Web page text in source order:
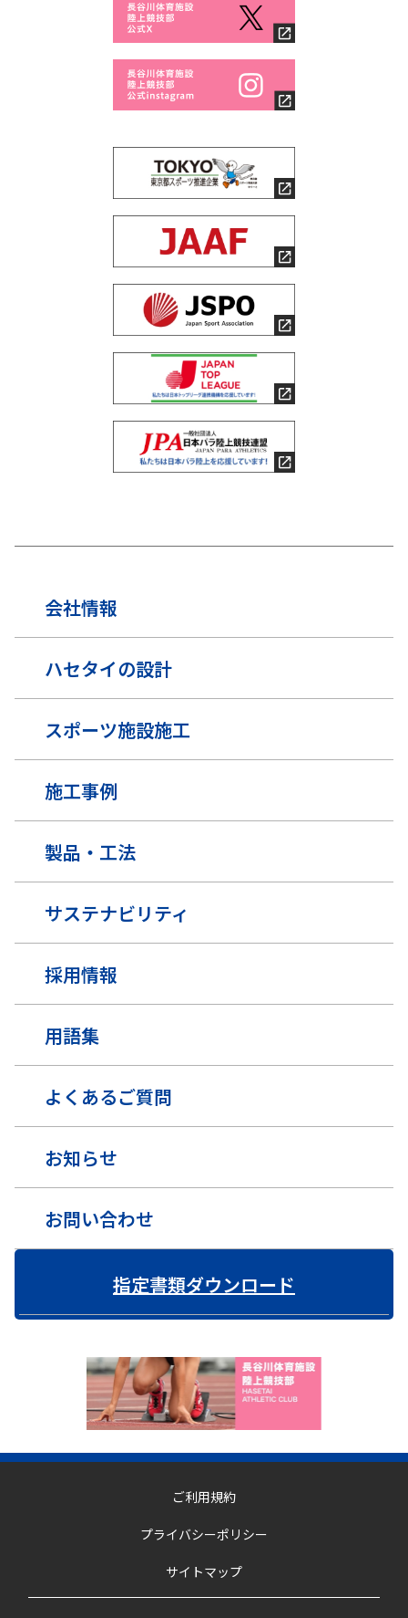
会社情報
ハセタイの設計
スポーツ施設施工
施工事例
製品・工法
サステナビリティ
採用情報
用語集
よくあるご質問
お知らせ
お問い合わせ
指定書類ダウンロード
ご利用規約
プライバシーポリシー
サイトマップ